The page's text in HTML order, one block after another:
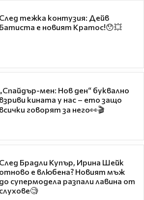
След тежка контузия: Дейв
Батиста е новият Кратос!😯💥
„Спайдър-мен: Нов ден“ буквално
взриви кината у нас – ето защо
всички говорят за него👀🎬
След Брадли Купър, Ирина Шейк
отново е влюбена? Новият мъж
до супермодела разпали лавина от
слухове🧐